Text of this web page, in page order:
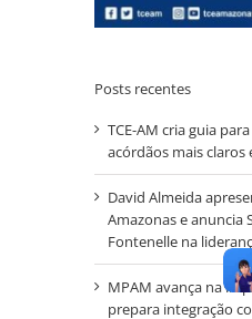
Posts recentes
TCE-AM cria guia
acórdãos mais claros
David Almeida
Amazonas e anuncia
Fontenelle na
MPAM avança na
prepara integração